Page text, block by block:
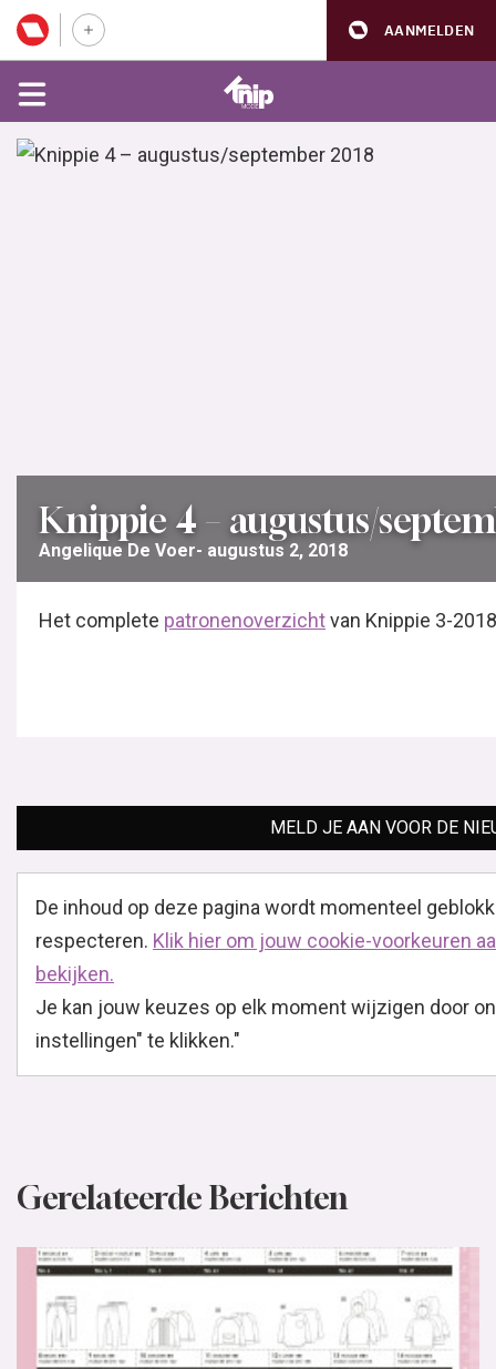
AANMELDEN
Knippie 4 – augustus/
Angelique De Voer augustus 2, 2018
Het complete patronenoverzichtvan Knippie 3-
MELD JE AAN VOOR DE
De inhoud op deze pagina wordt momenteel
respecteren. Klik hier om jouw cookie-voorkeuren
bekijken.
Je kan jouw keuzes op elk moment wijzigen door
instellingen" te klikken."
Gerelateerde Berichten